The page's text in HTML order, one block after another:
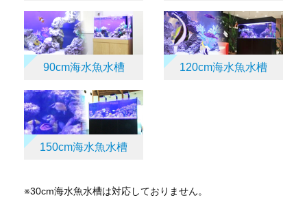
90cm海水魚水槽 120cm海水魚水槽
150cm海水魚水槽
※30cm海水魚水槽は対応しておりません。